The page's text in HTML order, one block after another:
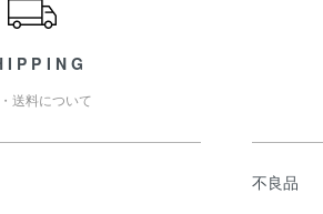
送料について
不良品